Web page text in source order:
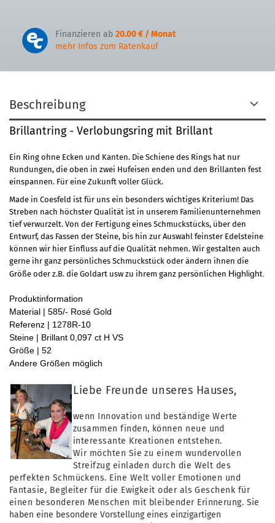
Finanzieren ab 20.00 € / Monat
mehr Infos zum Ratenkauf
Beschreibung
Brillantring - Verlobungsring mit Brillant
Ein Ring ohne Ecken und Kanten. Die Schiene des Rings hat nur
Rundungen, die oben in zwei Hufeisen enden und den Brillanten fest
einspannen. Für eine Zukunft voller Glück.
Made in Coesfeld ist für uns ein besonders wichtiges Kriterium! Das
Streben nach höchster Qualität ist in unserem Familienunternehmen
tief verwurzelt. Von der Fertigung eines Schmuckstücks, über den
Entwurf, das Fassen der Steine, bis hin zur Auswahl feinster Edelsteine
können wir hier Einfluss auf die Qualität nehmen. Wir gestalten auch
gerne ihr ganz persönliches Schmuckstück oder ändern ihnen die
Größe oder z.B. die Goldart usw zu ihrem ganz persönlichen Highlight.
Produktinformation
Material | 585/- Rosé Gold
Referenz | 1278R-10
Steine | Brillant 0,097 ct H VS
Größe | 52
Andere Größen möglich
Liebe Freunde unseres Hauses,
wenn Innovation und beständige Werte
zusammen finden, können neue und
interessante Kreationen entstehen.
Wir möchten Sie zu einem wundervollen
Streifzug einladen durch die Welt des
perfekten Schmückens. Eine Welt voller Emotionen und
Fantasie, Begleiter für die Ewigkeit oder als Geschenk für
einen besonderen Menschen mit bleibenderErinnerung. Sie
haben eine besondere Vorstellung eines einzigartigen